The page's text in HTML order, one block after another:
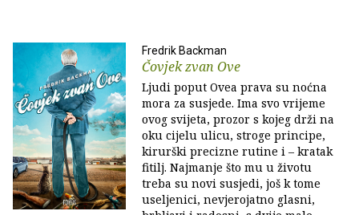
Fredrik Backman
Čovjek zvan Ove
Ljudi poput Ovea prava su noćna
mora za susjede. Ima svo vrijeme
ovog svijeta, prozor s kojeg drži na
oku cijelu ulicu, stroge principe,
kirurški precizne rutine i – kratak
fitilj. Najmanje što mu u životu
treba su novi susjedi, još k tome
useljenici, nevjerojatno glasni,